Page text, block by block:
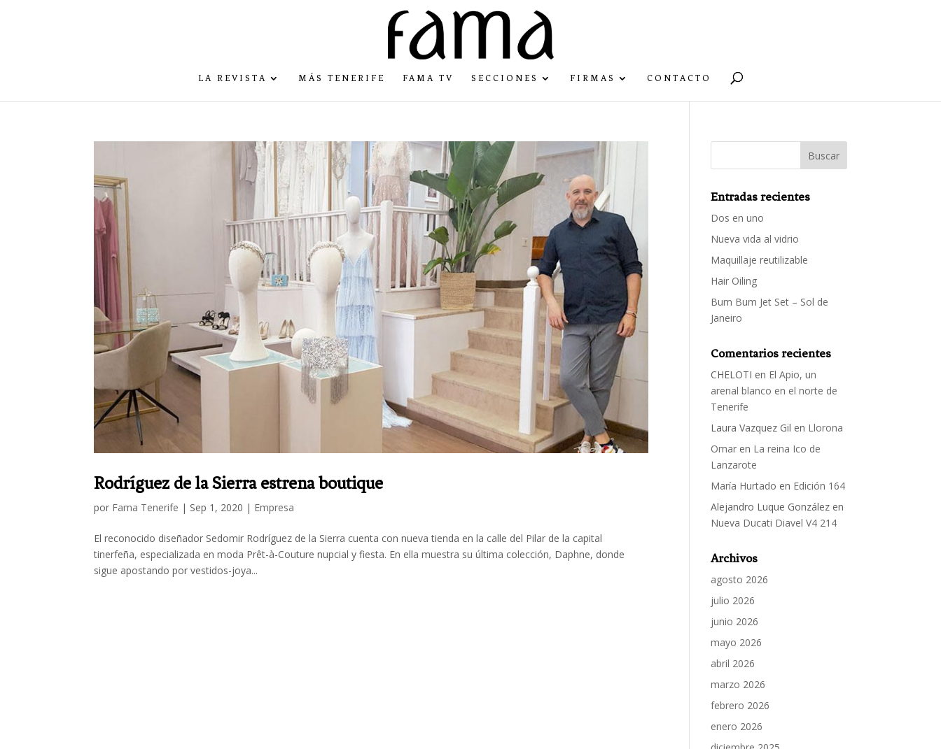
LA REVISTA MÁS TENERIFE FAMA TV SECCIONES FIRMAS CONTACTO
Rodríguez de la Sierra estrena boutique
por Fama Tenerife | Sep 1, 2020 | Empresa
El reconocido diseñador Sedomir Rodríguez de la Sierra cuenta con nueva tienda en la calle del Pilar de la capital
tinerfeña, especializada en moda Prêt-à-Couture nupcial y fiesta. En ella muestra su última colección, Daphne, donde
sigue apostando por vestidos-joya...
Entradas recientes
Dos en uno
Nueva vida al vidrio
Maquillaje reutilizable
Hair Oiling
Bum Bum Jet Set – Sol de
Janeiro
Comentarios recientes
CHELOTI en El Apio, un
arenal blanco en el norte de
Tenerife
Laura Vazquez Gil en Llorona
Omar en La reina Ico de
Lanzarote
María Hurtado en Edición 164
Alejandro Luque González en
Nueva Ducati Diavel V4 214
Archivos
agosto 2026
julio 2026
junio 2026
mayo 2026
abril 2026
marzo 2026
febrero 2026
enero 2026